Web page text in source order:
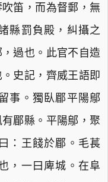
笛，而為督郵，無
縣罰負殿，糾攝之
過也。此官不自造
史記，齊威王語即
事。獨臥郿平陽鄔
郿縣。平陽鄔，聚
：王餞於郿。毛萇
，一曰庳城。在阜